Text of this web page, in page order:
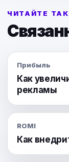
ЧИТАЙТЕ
Прибыль
Как
рекламы
ROMI
Как